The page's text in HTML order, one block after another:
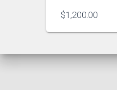
$1,200.00